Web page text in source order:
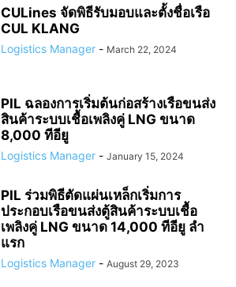
CULines จัดพิธีรับมอบและตั้งชื่อเรือ
CUL KLANG
Logistics Manager - March 22, 2024
PIL ฉลองการเริ่มต้นก่อสร้างเรือขนส่ง
สินค้าระบบเชื้อเพลิงคู่ LNG ขนาด
8,000 ทีอียู
Logistics Manager - January 15, 2024
PIL ร่วมพิธีตัดแผ่นเหล็กเริ่มการ
ประกอบเรือขนส่งตู้สินค้าระบบเชื้อ
เพลิงคู่ LNG ขนาด 14,000 ทีอียู ลำ
แรก
Logistics Manager - August 29, 2023